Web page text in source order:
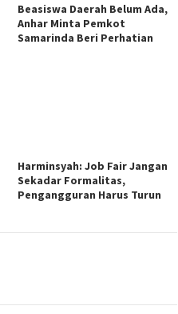
Beasiswa Daerah Belum Ada,
Anhar Minta Pemkot
Samarinda Beri Perhatian
Harminsyah: Job Fair Jangan
Sekadar Formalitas,
Pengangguran Harus Turun